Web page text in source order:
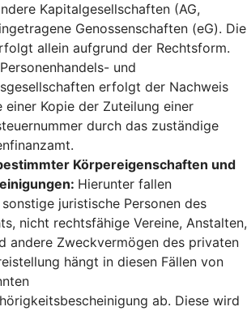
Kapitalgesellschaften (AG,
Genossenschaften (eG). Die
allein aufgrund der Rechtsform.
und
erfolgt der Nachweis
einer Kopie der Zuteilung einer
durch das zuständige
Körpereigenschaften und
Hierunter fallen
juristische Personen des
nicht rechtsfähige Vereine, Anstalten,
andere Zweckvermögen des privaten
hängt in diesen Fällen von
ab. Diese wird